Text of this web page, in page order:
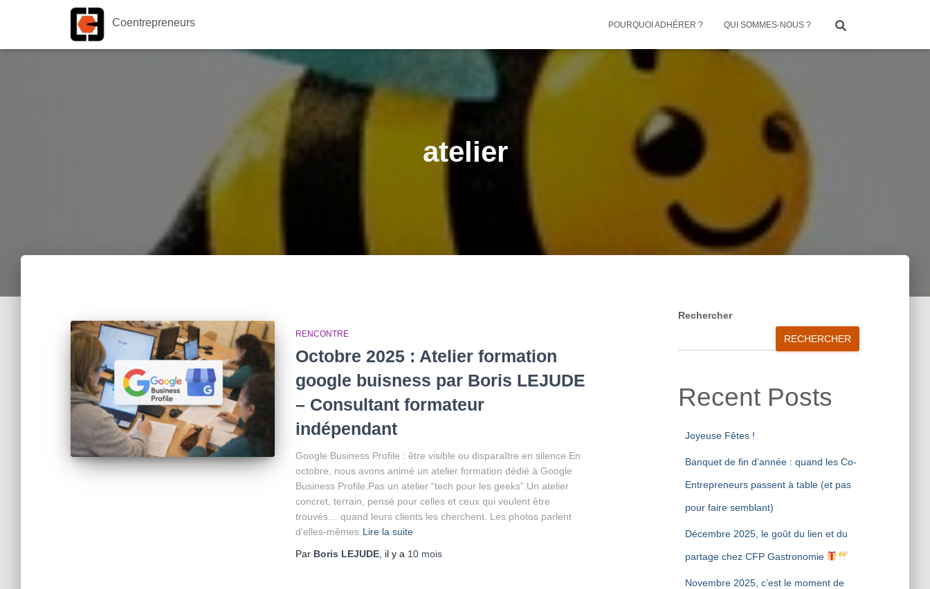
Coentrepreneurs POURQUOI ADHÉRER ? QUI SOMMES-NOUS ?
atelier
RENCONTRE
Octobre 2025 : Atelier formation
google buisness par Boris LEJUDE
– Consultant formateur
indépendant
Google Business Profile : être visible ou disparaître en silence En
octobre, nous avons animé un atelier formation dédié à Google
Business Profile.Pas un atelier “tech pour les geeks”.Un atelier
concret, terrain, pensé pour celles et ceux qui veulent être
trouvés… quand leurs clients les cherchent. Les photos parlent
d’elles-mêmes Lire la suite
Par Boris LEJUDE , il y a 10 mois
Rechercher
RECHERCHER
Recent Posts
Joyeuse Fêtes !
Banquet de fin d’année : quand les Co-
Entrepreneurs passent à table (et pas
pour faire semblant)
Décembre 2025, le goût du lien et du
partage chez CFP Gastronomie
Novembre 2025, c’est le moment de